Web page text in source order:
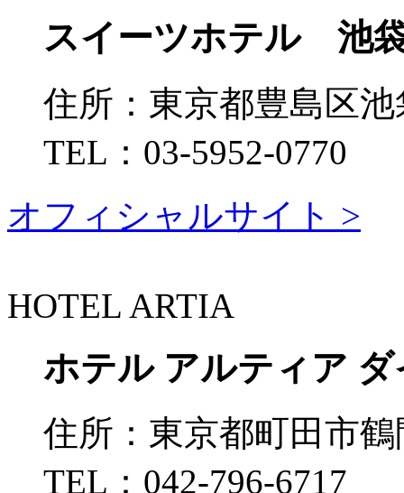
スイーツホテル 池
住所： 東京都豊島区池
TEL： 03-5952-0770
オフィシャルサイト >
HOTEL ARTIA
ホテル アルティア
住所： 東京都町田市鶴
TEL： 042-796-6717